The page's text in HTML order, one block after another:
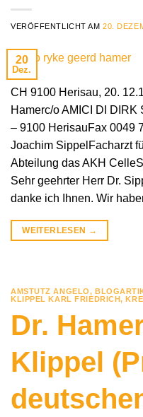
VERÖFFENTLICHT AM20.
20
Dez.
CH 9100 Herisau, 20.
Hamerc/o AMICI DI
– 9100 HerisauFax 0049
Joachim SippelFacharzt
Abteilung das AKH
Sehr geehrter Herr Dr.
danke ich Ihnen. Wir
WEITERLESEN →
AMSTUTZ ANGELO,
KLIPPEL KARL FRIEDRICH,
Dr.
Klippel